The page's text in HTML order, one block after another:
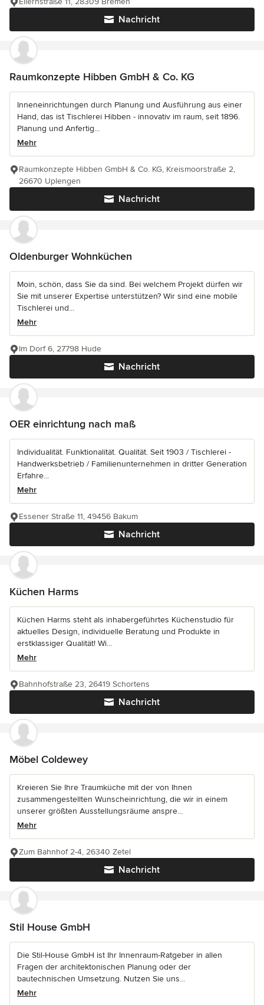
Nachricht
Raumkonzepte Hibben GmbH & Co. KG
Inneneinrichtungen durch Planung und Ausführung aus einer
Hand, das ist Tischlerei Hibben - innovativ im raum, seit 1896.
Planung und Anfertig...
Mehr
Nachricht
Raumkonzepte Hibben GmbH & Co. KG, Kreismoorstraße 2,
26670 Uplengen
Oldenburger Wohnküchen
Moin, schön, dass Sie da sind. Bei welchem Projekt dürfen wir
Sie mit unserer Expertise unterstützen? Wir sind eine mobile
Tischlerei und...
Mehr
Nachricht
Im Dorf 6, 27798 Hude
OER einrichtung nach maß
Individualität. Funktionalität. Qualität. Seit 1903 / Tischlerei -
Handwerksbetrieb / Familienunternehmen in dritter Generation
Erfahre...
Mehr
Nachricht
Essener Straße 11, 49456 Bakum
Küchen Harms
Küchen Harms steht als inhabergeführtes Küchenstudio für
aktuelles Design, individuelle Beratung und Produkte in
erstklassiger Qualität! Wi...
Mehr
Nachricht
Bahnhofstraße 23, 26419 Schortens
Möbel Coldewey
Kreieren Sie Ihre Traumküche mit der von Ihnen
zusammengestellten Wunscheinrichtung, die wir in einem
unserer größten Ausstellungsräume anspre...
Mehr
Nachricht
Zum Bahnhof 2-4, 26340 Zetel
Stil House GmbH
Die Stil-House GmbH ist Ihr Innenraum-Ratgeber in allen
Fragen der architektonischen Planung oder der
bautechnischen Umsetzung. Nutzen Sie uns...
Mehr